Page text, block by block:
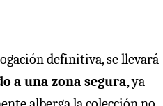
definitiva, se llevará
a una zona segura, ya